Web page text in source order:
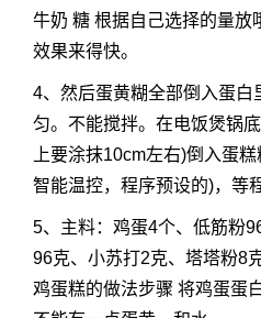
牛奶 糖 根据自己选择的量放
效果来得快。
4、然后蛋黄糊全部倒入蛋白
匀。不能搅拌。在电饭煲锅
上要涂抹10cm左右)倒入蛋
智能温控，程序预设的)，等
5、主料：鸡蛋4个、低筋粉
96克、小苏打2克、塔塔粉8
鸡蛋糕的做法步骤 将鸡蛋蛋